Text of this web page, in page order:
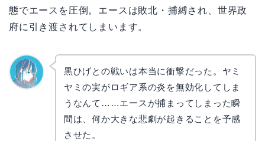
態でエースを圧倒。エースは敗北・捕縛され、世界政
府に引き渡されてしまいます。
黒ひげとの戦いは本当に衝撃だった。ヤミ
ヤミの実がロギア系の炎を無効化してしま
うなんて……エースが捕まってしまった瞬
間は、何か大きな悲劇が起きることを予感
させた。